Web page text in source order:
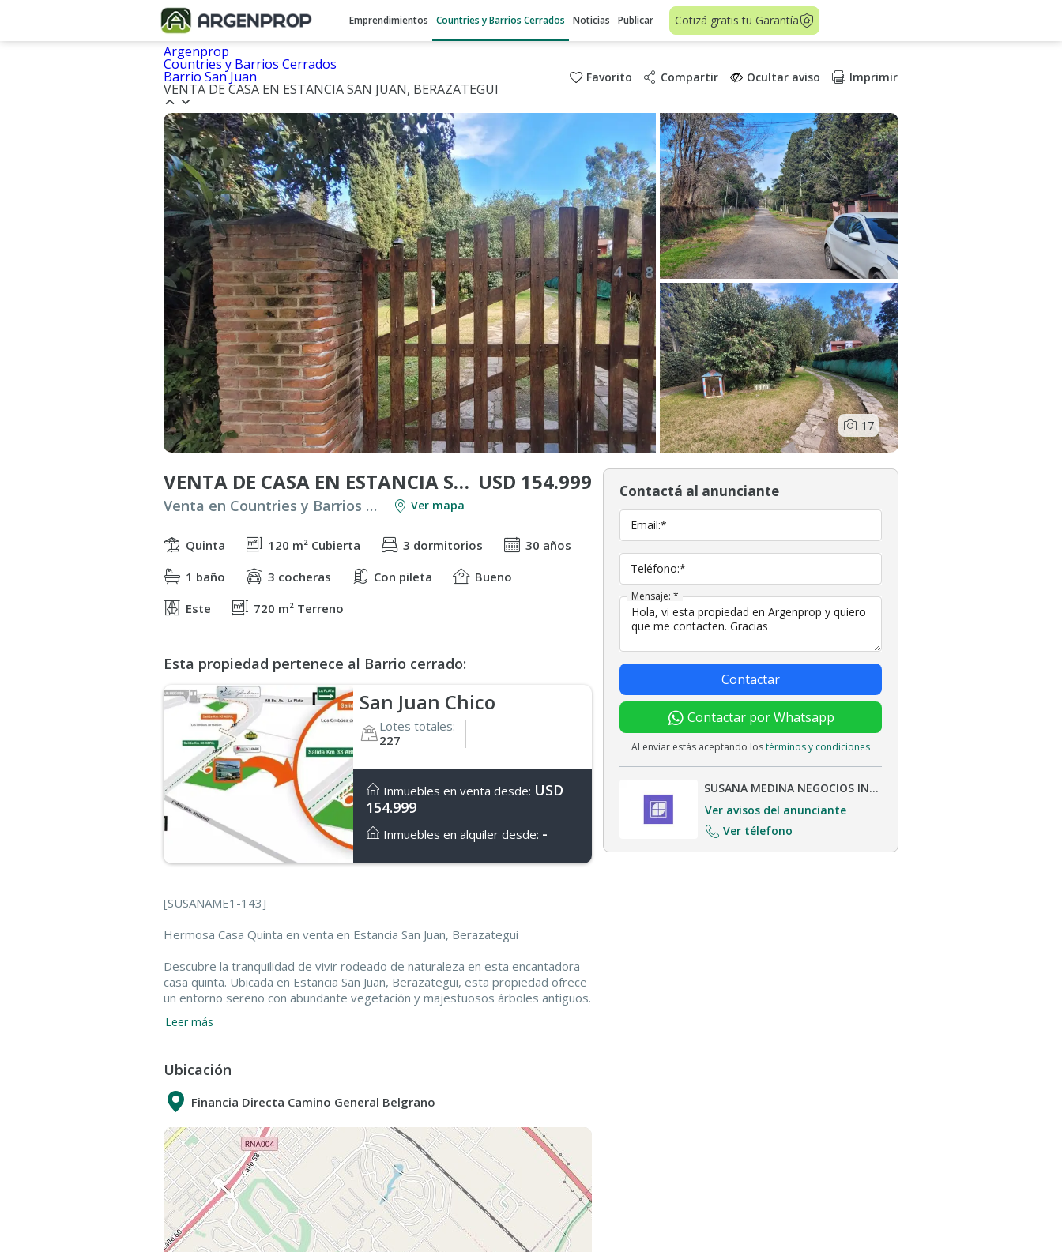
Emprendimientos Countries y Barrios Cerrados Noticias Publicar Cotizá gratis tu Garantía
Argenprop
Countries y Barrios Cerrados
Barrio San Juan
VENTA DE CASA EN ESTANCIA SAN JUAN, BERAZATEGUI
Favorito Compartir Ocultar aviso Imprimir
17
VENTA DE CASA EN ESTANCIA SAN JUAN, BERAZATEGUI USD 154.999
Venta en Countries y Barrios Cerrados en Berazategui Ver mapa
Quinta 120 m² Cubierta 3 dormitorios
30 años
1 baño
3 cocheras Con pileta
Bueno
Este
720 m² Terreno
Esta propiedad pertenece al Barrio cerrado:
San Juan Chico
Lotes totales:
227
Inmuebles en venta desde: USD
154.999
Inmuebles en alquiler desde: -
[SUSANAME1-143]
Hermosa Casa Quinta en venta en Estancia San Juan, Berazategui
Descubre la tranquilidad de vivir rodeado de naturaleza en esta encantadora
casa quinta. Ubicada en Estancia San Juan, Berazategui, esta propiedad ofrece
un entorno sereno con abundante vegetación y majestuosos árboles antiguos.
La casa, construida en una sola planta y situada al fondo del lote, cuenta con:
3 Dormitorios: Espacios acogedores para el descanso de toda la familia.
1 Baño con Ducha: Funcional y cómodo.
Cocina Integrada: Perfecta para disfrutar de momentos culinarios
compartidos.
En el exterior, podrás disfrutar de una amplia piscina de natación de cemento,
ideal para refrescarse en los días cálidos. Además, el extenso parque te
ofrece un espacio verde para relajarte y conectar con la naturaleza.
No pierdas la oportunidad de mudarte a este lugar tranquilo y lleno de
encanto. ¡Contacta para más información y visitas!
Aumentos cuatrimestrales IPC
Leer más
Ubicación
Financia Directa Camino General Belgrano
Contactá al anunciante
Email:*
Teléfono:*
Mensaje: *
Contactar
Contactar por Whatsapp
Al enviar estás aceptando lostérminos y condiciones
SUSANA MEDINA NEGOCIOS INMOBILIARIOS
Ver avisos del anunciante
Ver télefono